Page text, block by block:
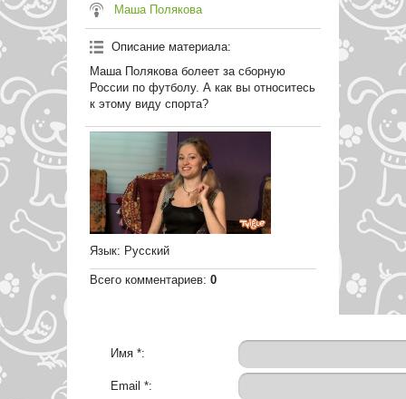
Маша Полякова
Описание материала:
Маша Полякова болеет за сборную
России по футболу. А как вы относитесь
к этому виду спорта?
Язык: Русский
Всего комментариев: 0
Имя *:
Email *: